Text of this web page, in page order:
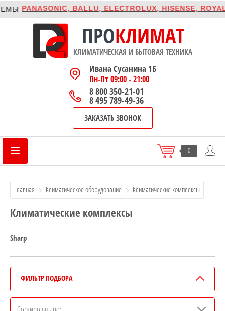
PANASONIC, BALLU, ELECTROLUX, HISENSE, ROYAL
ПРОКЛИМАТ
КЛИМАТИЧЕСКАЯ И БЫТОВАЯ ТЕХНИКА
Ивана Сусанина 1Б
Пн-Пт 09:00 - 21:00
8 800 350-21-01
8 495 789-49-36
ЗАКАЗАТЬ ЗВОНОК
0
Главная Климатическое оборудование Климатические комплексы
Климатические комплексы
Sharp
ФИЛЬТР ПОДБОРА